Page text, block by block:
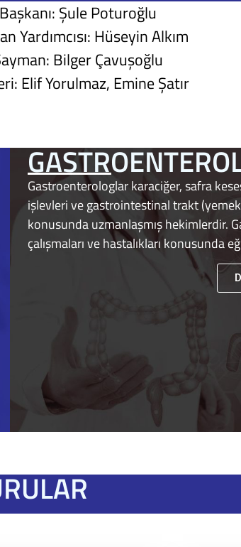
Şule Poturoğlu
Yardımcısı: Hüseyin Alkım
Bilger Çavuşoğlu
Elif Yorulmaz, Emine Şatır
Gastroenterologlar karaciğer, safra
işlevleri ve gastrointestinal trakt
konusunda uzmanlaşmış hekimlerdir.
çalışmaları ve hastalıkları konusunda